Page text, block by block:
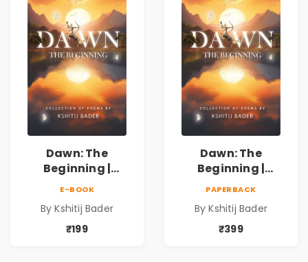
Dawn: The
Beginning |
Philosophical
Poems by Kshitij
E-BOOK
By Kshitij Bader
₹199
Dawn: The
Beginning |
Philosophical
Poems by Kshitij
PAPERBACK
By Kshitij Bader
₹399